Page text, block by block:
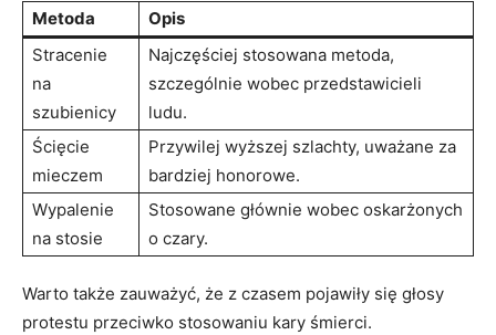
Metoda
Opis
Stracenie
na
szubienicy
Najczęściej stosowana metoda,
szczególnie wobec przedstawicieli
ludu.
Ścięcie
mieczem
Przywilej wyższej szlachty, uważane za
bardziej honorowe.
Wypalenie
na stosie
Stosowane głównie wobec oskarżonych
o czary.
Warto także zauważyć, że z czasem pojawiły się głosy
protestu przeciwko stosowaniu kary śmierci.